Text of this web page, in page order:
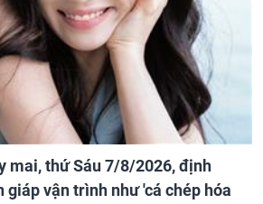
mai, thứ Sáu 7/8/2026, định
giáp vận trình như 'cá chép hóa